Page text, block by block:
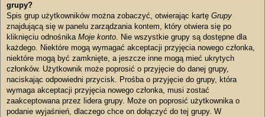
grupy?
Spis grup użytkowników można zobaczyć, otwierając kartę Grupy
znajdującą się w panelu zarządzania kontem, który otwiera się po
kliknięciu odnośnika Moje konto. Nie wszystkie grupy są dostępne dla
każdego. Niektóre mogą wymagać akceptacji przyjęcia nowego członka,
niektóre mogą być zamknięte, a jeszcze inne mogą mieć ukrytych
członków. Użytkownik może poprosić o przyjęcie do danej grupy,
naciskając odpowiedni przycisk. Prośba o przyjęcie do grupy, która
wymaga akceptacji przyjęcia nowego członka, musi zostać
zaakceptowana przez lidera grupy. Może on poprosić użytkownika o
podanie wyjaśnień, dlaczego chce on dołączyć do tej grupy. W